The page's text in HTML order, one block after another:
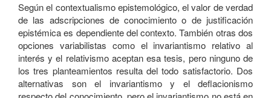
Según el contextualismo epistemológico, el valor de verdad
de las adscripciones de conocimiento o de justificación
epistémica es dependiente del contexto. También otras dos
opciones variabilistas como el invariantismo relativo al
interés y el relativismo aceptan esa tesis, pero ninguno de
los tres planteamientos resulta del todo satisfactorio. Dos
alternativas son el invariantismo y el deflacionismo